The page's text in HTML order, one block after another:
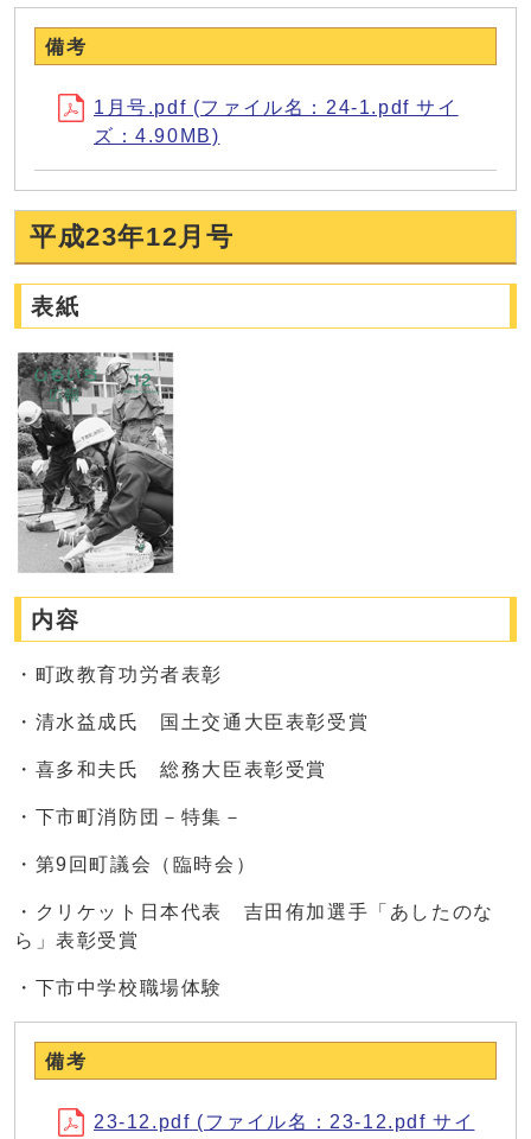
備考
1月号.pdf (ファイル名：24-1.pdf サイ
ズ：4.90MB)
平成23年12月号
表紙
内容
・町政教育功労者表彰
・清水益成氏 国土交通大臣表彰受賞
・喜多和夫氏 総務大臣表彰受賞
・下市町消防団－特集－
・第9回町議会（臨時会）
・クリケット日本代表 吉田侑加選手「あしたのな
ら」表彰受賞
・下市中学校職場体験
備考
23-12.pdf (ファイル名：23-12.pdf サイ